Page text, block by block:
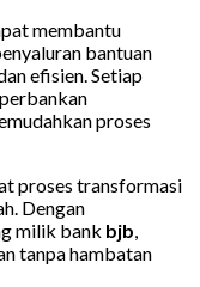
membantu
bantuan
efisien. Setiap
proses
proses transformasi
Dengan
milik bank bjb,
tanpa hambatan